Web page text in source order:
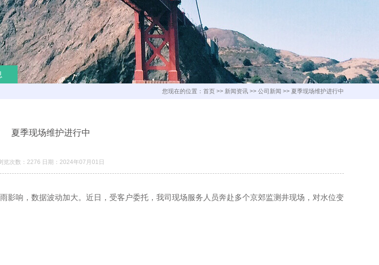
您现在的位置： 首页 >> 新闻资讯 >> 公司新闻 >> 夏季现场维护进行中
夏季现场维护进行中
览次数：2276 日期：2024年07月01日
影响，数据波动加大。近日，受客户委托，我司现场服务人员奔赴多个京郊监测井现场，对水位变